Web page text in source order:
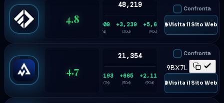
4.8
48,219
+909
(7d)
+3,239
(30d)
+5,688
(90d)
Confronta
🌐 Visita il Sito Web
4.7
21,354
+193
(7d)
+665
(30d)
+2,114
(90d)
Confronta
9BX7L
🌐 Visita il Sito Web